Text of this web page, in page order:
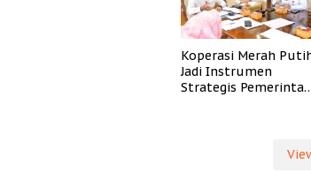
Koperasi Merah
Jadi Instrumen
Strategis Pemerintah